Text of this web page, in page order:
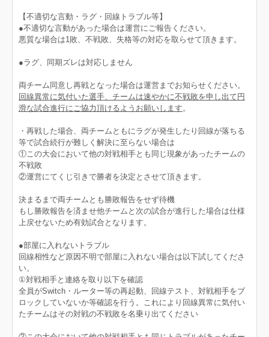
【不適切な言動・ラグ・回線トラブル等】
●不適切な言動があった場合は運営にご報告ください。
悪質な場合は1敗、不戦敗、失格等の対応を取らせて頂きます。
●ラグ、同期ズレは対応しません
両チーム同意し再戦となった場合は運営までお知らせください。
回線異常に気付いた選手、チームは速やかに不戦敗を申し出て円
滑な試合進行にご協力頂けるようお願いします 。
・再戦した場合、両チームともにラグが発生したり回線が落ちる
等で試合続行が難しく解決に至らない場合は
①この大会において他の対戦相手とも同じ現象があったチームの
不戦敗
②運営にてくじ引きで勝者を決定とさせて頂きます。
決まるまで両チームとも勝敗報告をせず待機
もし勝敗報告を済ませ他チームと次の試合が進行した場合は仕様
上戻せないため有効試合となります。
●部屋に入れないトラブル
回線相性など原因不明で部屋に入れない場合は以下試してくださ
い。
①対戦相手と連絡を取り以下を確認
全員がSwitch・ルーター等の再起動、回線テスト、対戦相手をブ
ロックしていないか等確認を行う。これにより回線異常に気付い
たチームはその対戦の不戦敗を名乗り出てください